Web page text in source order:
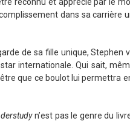
dans sa carrière
de sa fille unique,
internationale. Qui sait,
que ce boulot lui permettra
n’est pas le genre du